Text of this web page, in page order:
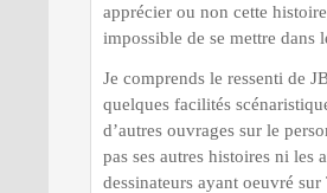
apprécier ou non cette
impossible de se mettre dans
Je comprends le ressenti de
quelques facilités
d’autres ouvrages sur le
pas ses autres histoires ni les
dessinateurs ayant oeuvré